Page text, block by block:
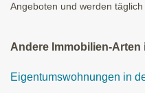
Angeboten und werden
Andere Immobilien-Arten
Eigentumswohnungen in